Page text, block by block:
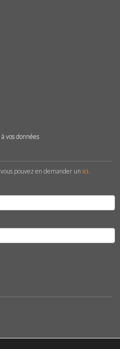
vos données
pouvez en demander un ici.